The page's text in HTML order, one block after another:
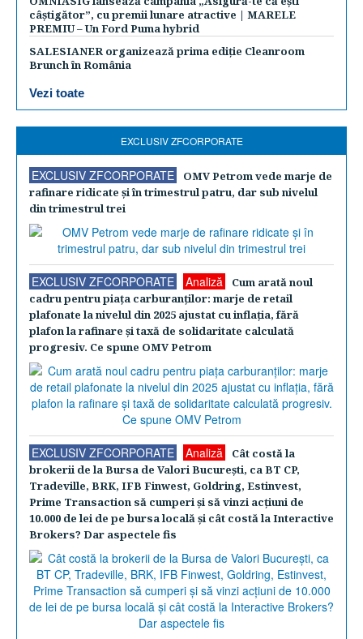
câștigător”, cu premii lunare atractive | MARELE
PREMIU – Un Ford Puma hybrid
SALESIANER organizează prima ediție Cleanroom
Brunch în România
Vezi toate
EXCLUSIV ZFCORPORATE
EXCLUSIV ZFCORPORATE
OMV Petrom vede marje de
rafinare ridicate şi în trimestrul patru, dar sub nivelul
din trimestrul trei
EXCLUSIV ZFCORPORATE Analiză
Cum arată noul
cadru pentru piaţa carburanţilor: marje de retail
plafonate la nivelul din 2025 ajustat cu inflaţia, fără
plafon la rafinare şi taxă de solidaritate calculată
progresiv. Ce spune OMV Petrom
EXCLUSIV ZFCORPORATE Analiză
Cât costă la
brokerii de la Bursa de Valori Bucureşti, ca BT CP,
Tradeville, BRK, IFB Finwest, Goldring, Estinvest,
Prime Transaction să cumperi şi să vinzi acţiuni de
10.000 de lei de pe bursa locală şi cât costă la Interactive
Brokers? Dar aspectele fis